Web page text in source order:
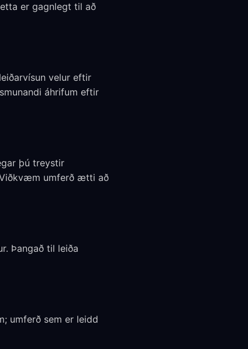
er gagnlegt til að
velur eftir
áhrifum eftir
þú treystir
umferð ætti að
Þangað til leiða
umferð sem er leidd